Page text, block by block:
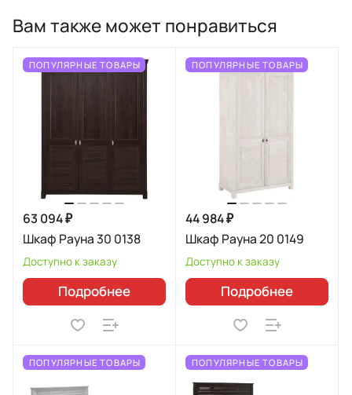
Вам также может понравиться
ПОПУЛЯРНЫЕ ТОВАРЫ
63 094 ₽
Шкаф Рауна 30 0138
Доступно к заказу
Подробнее
ПОПУЛЯРНЫЕ ТОВАРЫ
44 984 ₽
Шкаф Рауна 20 0149
Доступно к заказу
Подробнее
ПОПУЛЯРНЫЕ ТОВАРЫ ПОПУЛЯРНЫЕ ТОВАРЫ